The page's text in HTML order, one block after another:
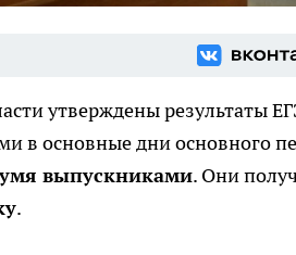
утверждены результаты
в основные дни основного
выпускниками. Они
.